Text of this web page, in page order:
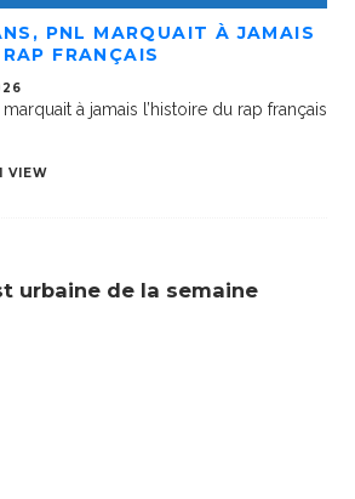
PNL MARQUAIT À JAMAIS
FRANÇAIS
marquait à jamais l’histoire du rap français
1 VIEW
urbaine de la semaine